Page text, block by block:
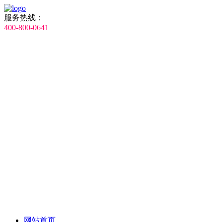
服务热线：
400-800-0641
网站首页